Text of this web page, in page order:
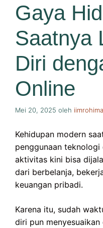
Gaya
Saatnya
Diri
Online
Mei 20, 2025 oleh
Kehidupan modern
penggunaan
aktivitas kini bisa
dari berbelanja,
keuangan pribadi.
Karena itu, sudah
diri pun